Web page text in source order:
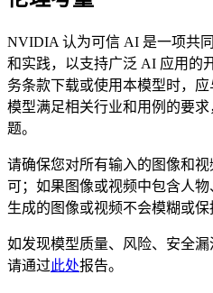
NVIDIA 认为可信 AI 是一项共
和实践，以支持广泛 AI 应用的
务条款下载或使用本模型时，
模型满足相关行业和用例的要
题。
请确保您对所有输入的图像和
可；如果图像或视频中包含人物
生成的图像或视频不会模糊或保
如发现模型质量、风险、安全
请通过此处报告。